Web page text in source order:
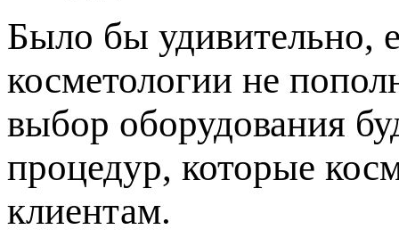
Было бы удивительно,
косметологии не
выбор оборудования
процедур, которые
клиентам.